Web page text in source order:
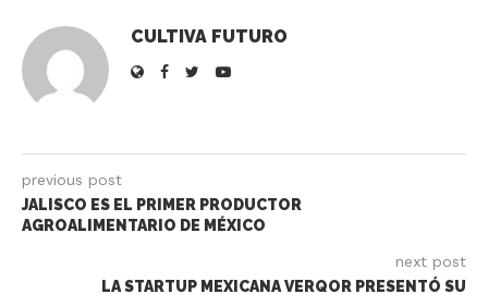
CULTIVA FUTURO
previous post
JALISCO ES EL PRIMER PRODUCTOR
AGROALIMENTARIO DE MÉXICO
next post
LA STARTUP MEXICANA VERQOR PRESENTÓ SU